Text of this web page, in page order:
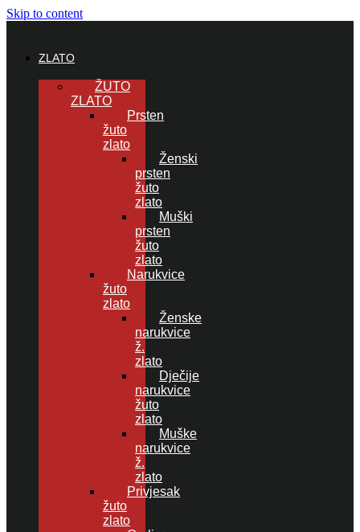
Skip to content
ZLATO
ŽUTO
ZLATO
Prsten
žuto
zlato
Ženski
prsten
žuto
zlato
Muški
prsten
žuto
zlato
Narukvice
žuto
zlato
Ženske
narukvice
ž.
zlato
Dječije
narukvice
žuto
zlato
Muške
narukvice
ž.
zlato
Privjesak
žuto
zlato